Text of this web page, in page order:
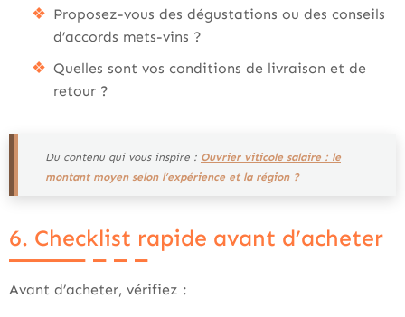
Proposez-vous des dégustations ou des conseils
d’accords mets-vins ?
Quelles sont vos conditions de livraison et de
retour ?
Du contenu qui vous inspire : Ouvrier viticole salaire : le
montant moyen selon l’expérience et la région ?
6. Checklist rapide avant d’acheter
Avant d’acheter, vérifiez :